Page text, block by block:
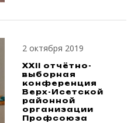
2 октября 2019
XXII отчётно-
выборная
конференция
Верх-Исетской
районной
организации
Профсоюза